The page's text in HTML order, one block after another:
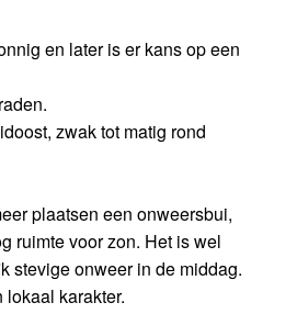
en later is er kans op een
zwak tot matig rond
plaatsen een onweersbui,
ruimte voor zon. Het is wel
stevige onweer in de middag.
karakter.